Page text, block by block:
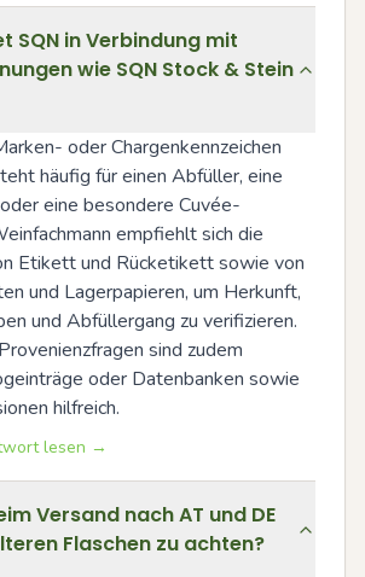
SQN in Verbindung mit
wie SQN Stock & Stein
oder Chargenkennzeichen
häufig für einen Abfüller, eine
eine besondere Cuvée-
empfiehlt sich die
Etikett und Rücketikett sowie von
und Lagerpapieren, um Herkunft,
und Abfüllergang zu verifizieren.
sind zudem
oder Datenbanken sowie
hilfreich.
lesen →
Versand nach AT und DE
Flaschen zu achten?